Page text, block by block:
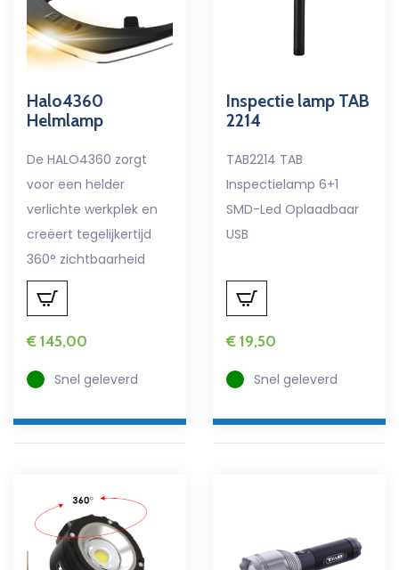
Halo4360
Helmlamp
De HALO4360 zorgt
voor een helder
verlichte werkplek en
creëert tegelijkertijd
360° zichtbaarheid
€ 145,00
Snel geleverd
Inspectie lamp TAB
2214
TAB2214 TAB
Inspectielamp 6+1
SMD-Led Oplaadbaar
USB
€ 19,50
Snel geleverd